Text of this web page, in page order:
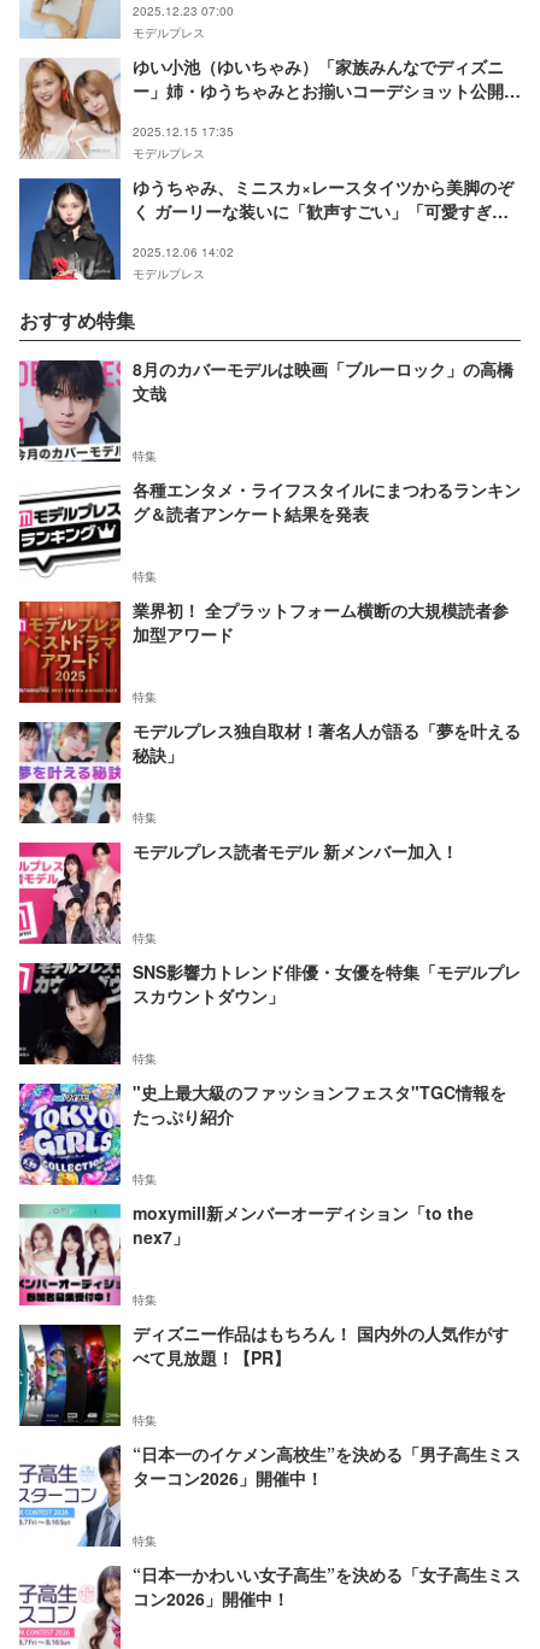
2025.12.23 07:00
モデルプレス
ゆい小池（ゆいちゃみ）「家族みんなでディズニ
ー」姉・ゆうちゃみとお揃いコーデショット公開
2025.12.15 17:35
モデルプレス
ゆうちゃみ、ミニスカ×レースタイツから美脚のぞ
く ガーリーな装いに「歓声すごい」「可愛すぎ」
2025.12.06 14:02
モデルプレス
おすすめ特集
8月のカバーモデルは映画「ブルーロック」の高橋
文哉
特集
各種エンタメ・ライフスタイルにまつわるランキン
グ＆読者アンケート結果を発表
特集
業界初！ 全プラットフォーム横断の大規模読者参
加型アワード
特集
モデルプレス独自取材！著名人が語る「夢を叶える
秘訣」
特集
モデルプレス読者モデル 新メンバー加入！
特集
SNS影響力トレンド俳優・女優を特集「モデルプレ
スカウントダウン」
特集
"史上最大級のファッションフェスタ"TGC情報を
たっぷり紹介
特集
moxymill新メンバーオーディション「to the
nex7」
特集
ディズニー作品はもちろん！ 国内外の人気作がす
べて見放題！【PR】
特集
“日本一のイケメン高校生”を決める「男子高生ミス
ターコン2026」開催中！
特集
“日本一かわいい女子高生”を決める「女子高生ミス
コン2026」開催中！